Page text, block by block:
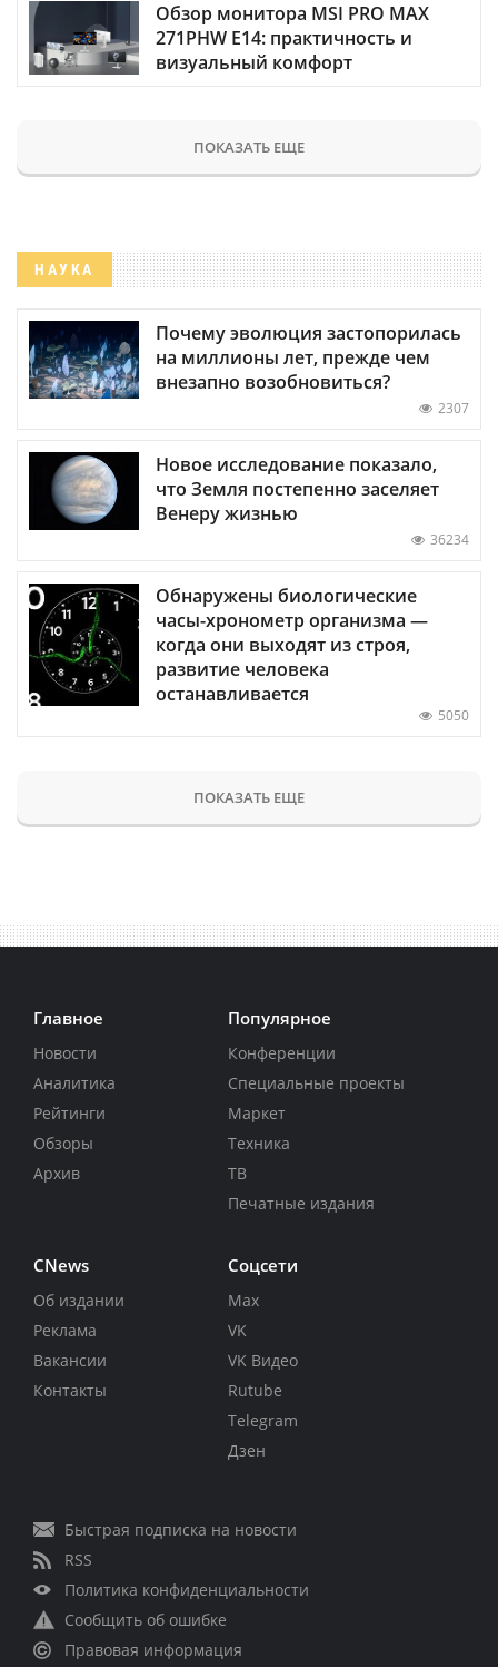
Обзор монитора MSI PRO MAX
271PHW E14: практичность и
визуальный комфорт
ПОКАЗАТЬ ЕЩЕ
НАУКА
Почему эволюция застопорилась
на миллионы лет, прежде чем
внезапно возобновиться?
2307
Новое исследование показало,
что Земля постепенно заселяет
Венеру жизнью
36234
Обнаружены биологические
часы-хронометр организма —
когда они выходят из строя,
развитие человека
останавливается
5050
ПОКАЗАТЬ ЕЩЕ
Главное
Новости
Аналитика
Рейтинги
Обзоры
Архив
Популярное
Конференции
Специальные проекты
Маркет
Техника
ТВ
Печатные издания
CNews
Об издании
Реклама
Вакансии
Контакты
Соцсети
Max
VK
VK Видео
Rutube
Telegram
Дзен
Быстрая подписка на новости
RSS
Политика конфиденциальности
Сообщить об ошибке
Правовая информация